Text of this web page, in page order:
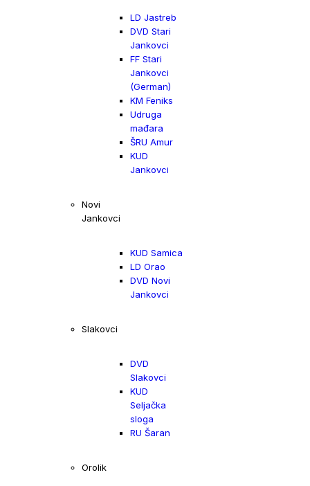
LD Jastreb
DVD Stari
Jankovci
FF Stari
Jankovci
(German)
KM Feniks
Udruga
mađara
ŠRU Amur
KUD
Jankovci
Novi
Jankovci
KUD Samica
LD Orao
DVD Novi
Jankovci
Slakovci
DVD
Slakovci
KUD
Seljačka
sloga
RU Šaran
Orolik